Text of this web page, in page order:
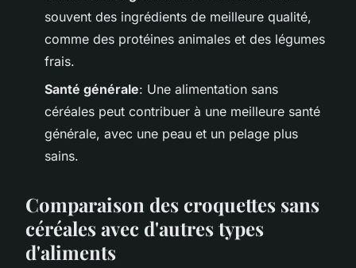
souvent des ingrédients de meilleure qualité,
comme des protéines animales et des légumes
frais.
Santé générale: Une alimentation sans
céréales peut contribuer à une meilleure santé
générale, avec une peau et un pelage plus
sains.
Comparaison des croquettes sans
céréales avec d'autres types
d'aliments